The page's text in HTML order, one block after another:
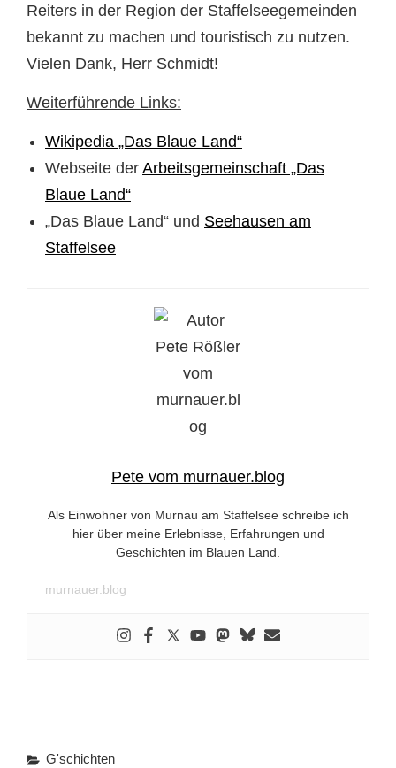
Reiters in der Region der Staffelseegemeinden
bekannt zu machen und touristisch zu nutzen.
Vielen Dank, Herr Schmidt!
Weiterführende Links:
Wikipedia „Das Blaue Land“
Webseite der Arbeitsgemeinschaft „Das
Blaue Land“
„Das Blaue Land“ und Seehausen am
Staffelsee
Pete vom murnauer.blog
Als Einwohner von Murnau am Staffelsee schreibe ich
hier über meine Erlebnisse, Erfahrungen und
Geschichten im Blauen Land.
murnauer.blog
Categories
G'schichten